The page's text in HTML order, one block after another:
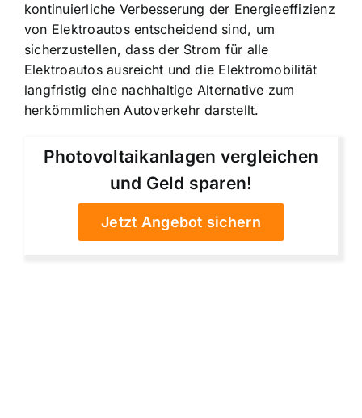
kontinuierliche Verbesserung der Energieeffizienz
von Elektroautos entscheidend sind, um
sicherzustellen, dass der Strom für alle
Elektroautos ausreicht und die Elektromobilität
langfristig eine nachhaltige Alternative zum
herkömmlichen Autoverkehr darstellt.
Photovoltaikanlagen vergleichen
und Geld sparen!
Jetzt Angebot sichern